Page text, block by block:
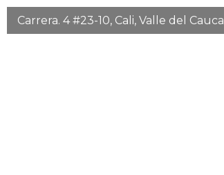
Carrera. 4 #23-10, Cali, Valle del Cauca